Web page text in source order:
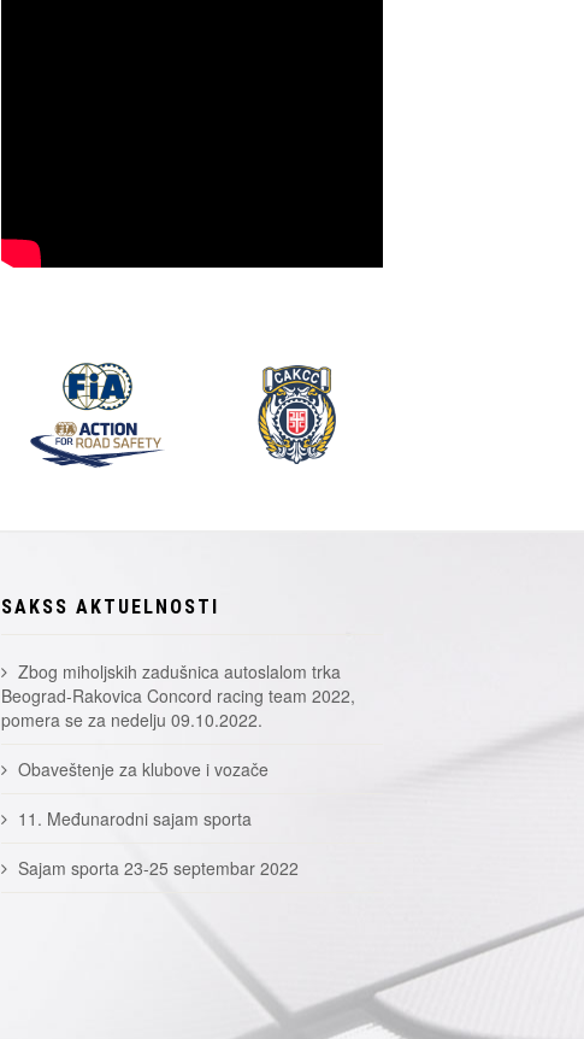
SAKSS AKTUELNOSTI
Zbog miholjskih zadušnica autoslalom trka
Beograd-Rakovica Concord racing team 2022,
pomera se za nedelju 09.10.2022.
Obaveštenje za klubove i vozače
11. Međunarodni sajam sporta
Sajam sporta 23-25 septembar 2022